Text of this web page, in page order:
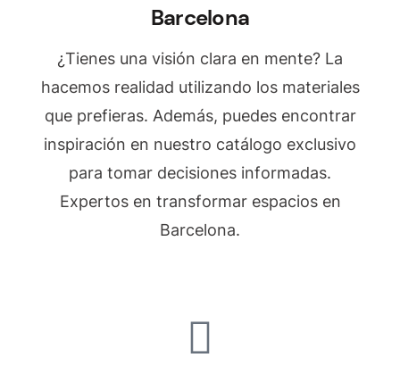
Barcelona
¿Tienes una visión clara en mente? La
hacemos realidad utilizando los materiales
que prefieras. Además, puedes encontrar
inspiración en nuestro catálogo exclusivo
para tomar decisiones informadas.
Expertos en transformar espacios en
Barcelona.